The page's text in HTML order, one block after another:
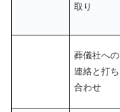
取り
葬儀社への
連絡と打ち
合わせ